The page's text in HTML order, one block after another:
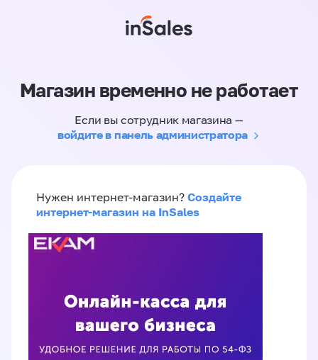
Магазин временно не работает
Если вы сотрудник магазина —
войдите в панель администратора
Нужен интернет-магазин? Создайте
интернет-магазин на InSales